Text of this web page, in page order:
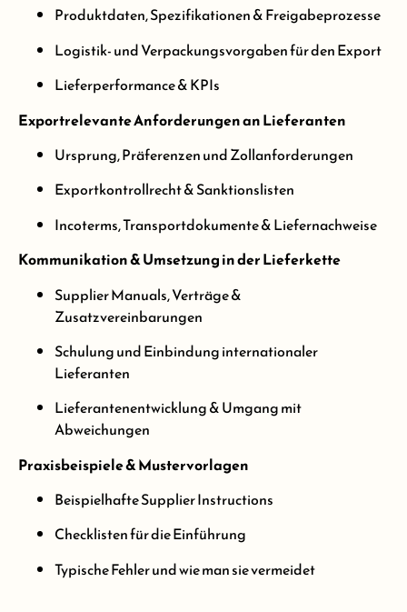
Produktdaten, Spezifikationen & Freigabeprozesse
Logistik- und Verpackungsvorgaben für den Export
Lieferperformance & KPIs
Exportrelevante Anforderungen an Lieferanten
Ursprung, Präferenzen und Zollanforderungen
Exportkontrollrecht & Sanktionslisten
Incoterms, Transportdokumente & Liefernachweise
Kommunikation & Umsetzung in der Lieferkette
Supplier Manuals, Verträge &
Zusatzvereinbarungen
Schulung und Einbindung internationaler
Lieferanten
Lieferantenentwicklung & Umgang mit
Abweichungen
Praxisbeispiele & Mustervorlagen
Beispielhafte Supplier Instructions
Checklisten für die Einführung
Typische Fehler und wie man sie vermeidet